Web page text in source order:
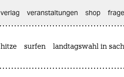
verlag
veranstaltungen shop
hitze surfen landtagswahl in